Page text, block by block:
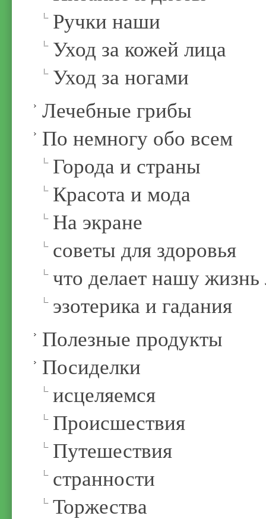
Ручки наши
Уход за кожей лица
Уход за ногами
Лечебные грибы
По немногу обо всем
Города и страны
Красота и мода
На экране
советы для здоровья
что делает нашу
эзотерика и гадания
Полезные продукты
Посиделки
иcцеляемся
Происшествия
Путешествия
странности
Торжества